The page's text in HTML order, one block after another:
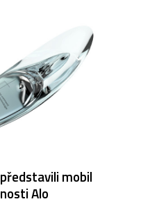
mobil
Alo